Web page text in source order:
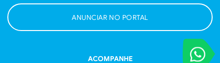
VOCÊ
Entre em
ANUNCIAR NO PORTAL
ACOMPANHE